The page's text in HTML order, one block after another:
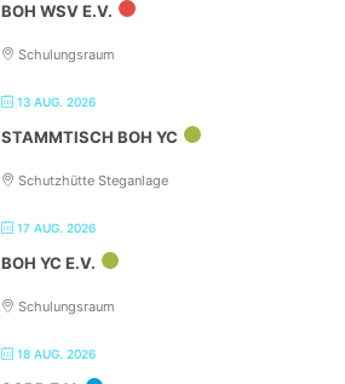
BOH WSV E.V.
Schulungsraum
13 AUG. 2026
STAMMTISCH BOH YC
Schutzhütte Steganlage
17 AUG. 2026
BOH YC E.V.
Schulungsraum
18 AUG. 2026